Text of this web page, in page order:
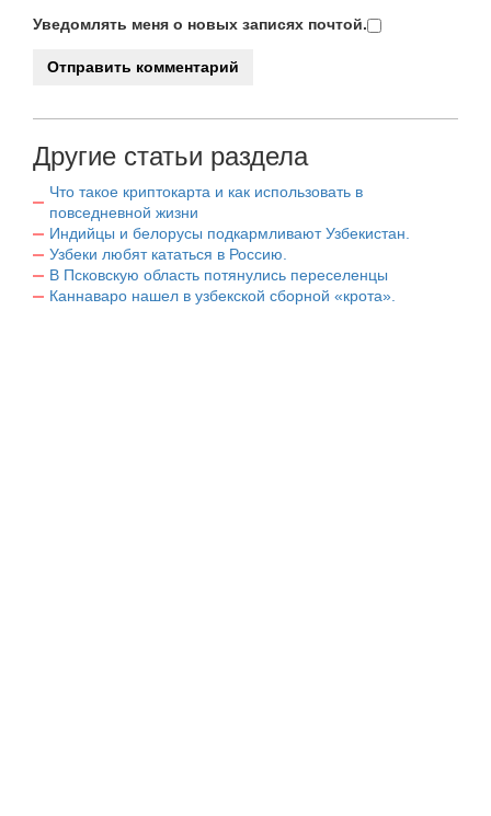
Уведомлять меня о новых записях почтой.
Другие статьи раздела
Что такое криптокарта и как использовать в
повседневной жизни
Индийцы и белорусы подкармливают Узбекистан.
Узбеки любят кататься в Россию.
В Псковскую область потянулись переселенцы
Каннаваро нашел в узбекской сборной «крота».